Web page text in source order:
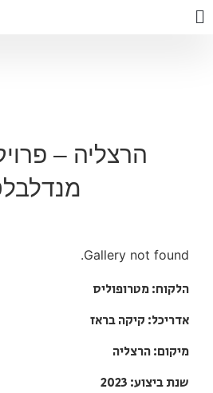
הרצליה –
Gallery not found.
הלקוח: מטרופוליס
אדריכל: קיקה בראז
מיקום: הרצליה
שנת ביצוע: 2023